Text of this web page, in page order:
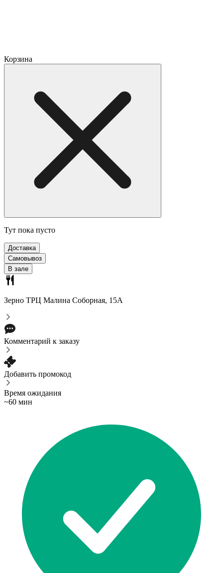
Корзина
Тут пока пусто
Доставка
Самовывоз
В зале
Зерно ТРЦ Малина Соборная, 15А
Комментарий к заказу
Добавить промокод
Время ожидания
~60 мин